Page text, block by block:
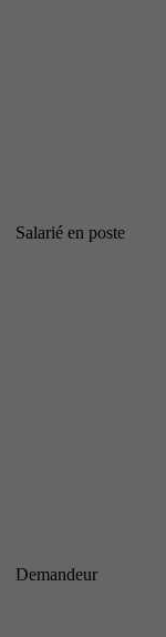
Salarié en poste
Demandeur